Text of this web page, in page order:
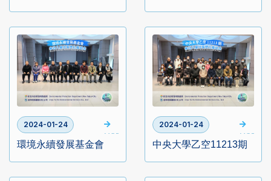
2024-01-24
MORE
環境永續發展基金會
2024-01-24
MORE
中央大學乙空11213期